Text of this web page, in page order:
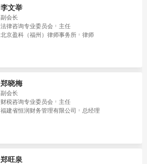
李文举
副会长
法律咨询专业委员会
主任
北京盈科（福州）律师事务所
律师
郑晓梅
副会长
财税咨询专业委员会
主任
福建省恒润财务管理有限公司
总经理
郑旺泉